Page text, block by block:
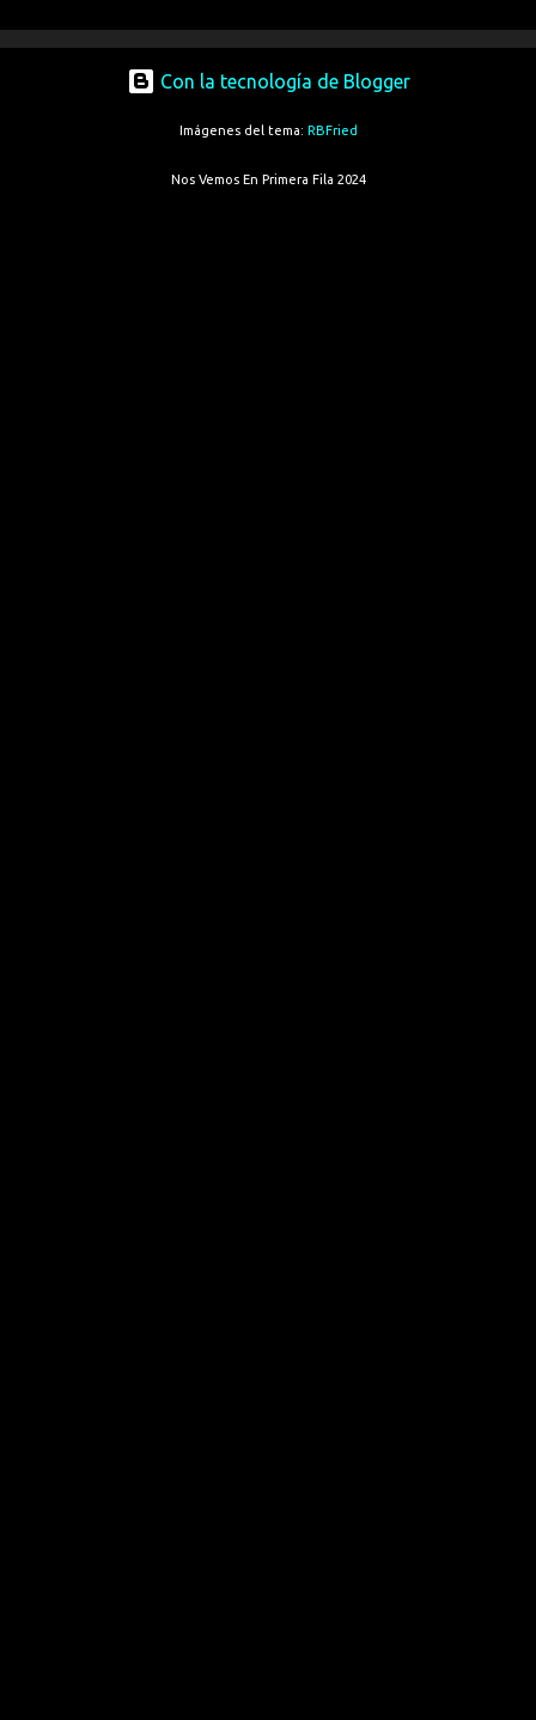
Con la tecnología de Blogger
Imágenes del tema: RBFried
Nos Vemos En Primera Fila 2024